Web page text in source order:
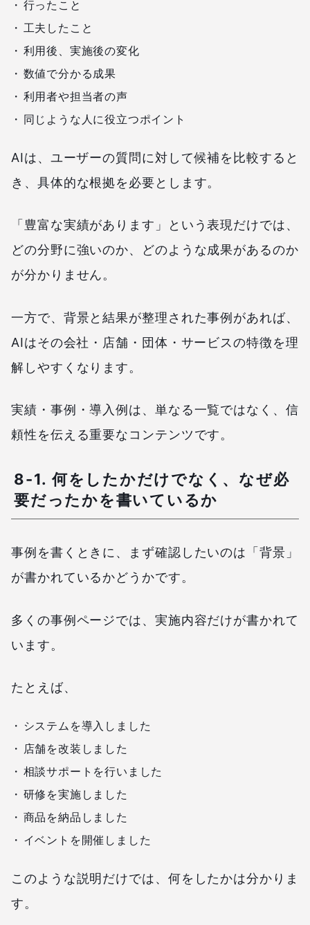
行ったこと
工夫したこと
利用後、実施後の変化
数値で分かる成果
利用者や担当者の声
同じような人に役立つポイント
AIは、ユーザーの質問に対して候補を比較すると
き、具体的な根拠を必要とします。
「豊富な実績があります」という表現だけでは、
どの分野に強いのか、どのような成果があるのか
が分かりません。
一方で、背景と結果が整理された事例があれば、
AIはその会社・店舗・団体・サービスの特徴を理
解しやすくなります。
実績・事例・導入例は、単なる一覧ではなく、信
頼性を伝える重要なコンテンツです。
8-1. 何をしたかだけでなく、なぜ必
要だったかを書いているか
事例を書くときに、まず確認したいのは「背景」
が書かれているかどうかです。
多くの事例ページでは、実施内容だけが書かれて
います。
たとえば、
システムを導入しました
店舗を改装しました
相談サポートを行いました
研修を実施しました
商品を納品しました
イベントを開催しました
このような説明だけでは、何をしたかは分かりま
す。